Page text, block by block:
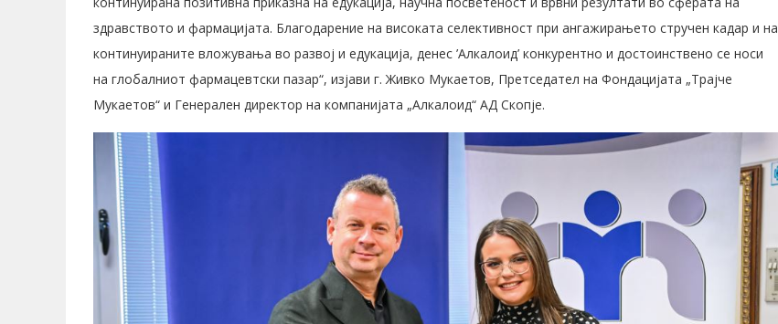
здравството и фармацијата. Благодарение на високата селективност при ангажирањето стручен кадар и на
континуираните вложувања во развој и едукација, денес ’Алкалоид’ конкурентно и достоинствено се носи
на глобалниот фармацевтски пазар“, изјави г. Живко Мукаетов, Претседател на Фондацијата „Трајче
Мукаетов“ и Генерален директор на компанијата „Алкалоид“ АД Скопје.